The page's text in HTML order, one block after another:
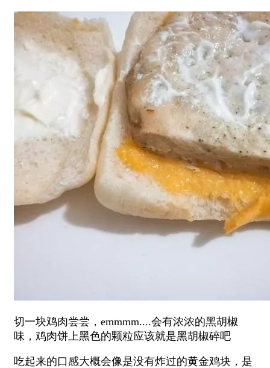
切一块鸡肉尝尝，emmmm....会有浓浓的黑胡椒
味，鸡肉饼上黑色的颗粒应该就是黑胡椒碎吧
吃起来的口感大概会像是没有炸过的黄金鸡块，是